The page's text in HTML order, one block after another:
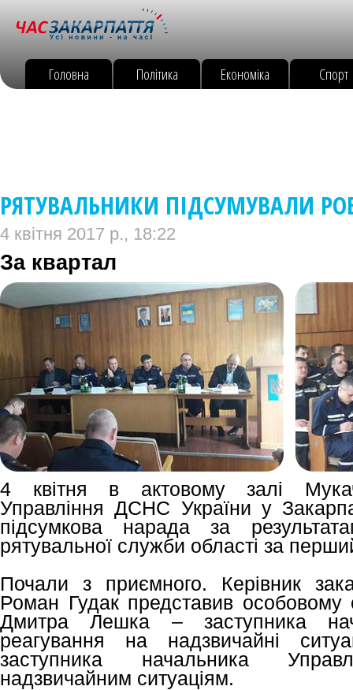
Головна Політика Економіка Спорт
РЯТУВАЛЬНИКИ ПІДСУМУВАЛИ
4 квітня 2017 р., 18:22
За квартал
4 квітня в актовому залі
Управління ДСНС України у
підсумкова нарада за
рятувальної служби області за
Почали з приємного. Керівник
Роман Гудак представив особовому
Дмитра Лешка – заступника
реагування на надзвичайні
заступника начальника
надзвичайним ситуаціям.